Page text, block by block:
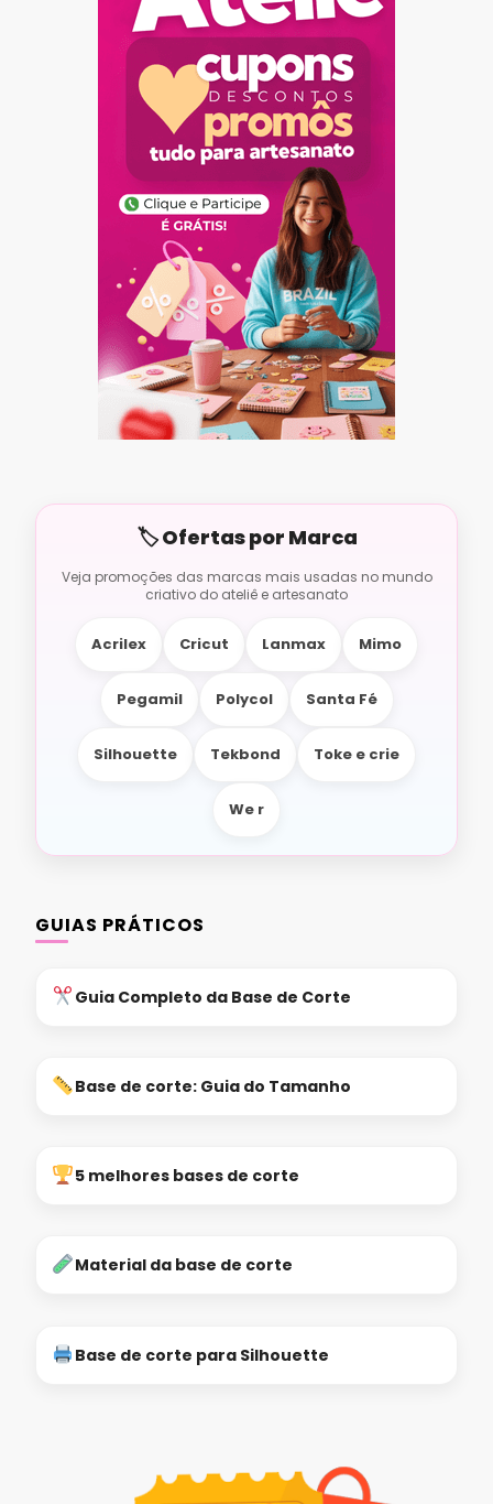
Acrilex Cricut Lanmax Mimo
Pegamil Polycol Santa Fé
Silhouette Tekbond Toke e crie
We r
GUIAS PRÁTICOS
Guia Completo da Base de Corte
Base de corte: Guia do Tamanho
5 melhores bases de corte
Material da base de corte
Base de corte para Silhouette